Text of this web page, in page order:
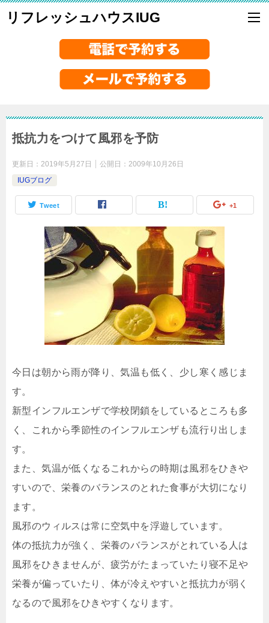
リフレッシュハウスIUG
抵抗力をつけて風邪を予防
更新日： 2019年5月27日 公開日： 2009年10月26日
IUGブログ
Tweet +1
今日は朝から雨が降り、気温も低く、少し寒く感じま
す。
新型インフルエンザで学校閉鎖をしているところも多
く、これから季節性のインフルエンザも流行り出しま
す。
また、気温が低くなるこれからの時期は風邪をひきや
すいので、栄養のバランスのとれた食事が大切になり
ます。
風邪のウィルスは常に空気中を浮遊しています。
体の抵抗力が強く、栄養のバランスがとれている人は
風邪をひきませんが、疲労がたまっていたり寝不足や
栄養が偏っていたり、体が冷えやすいと抵抗力が弱く
なるので風邪をひきやすくなります。